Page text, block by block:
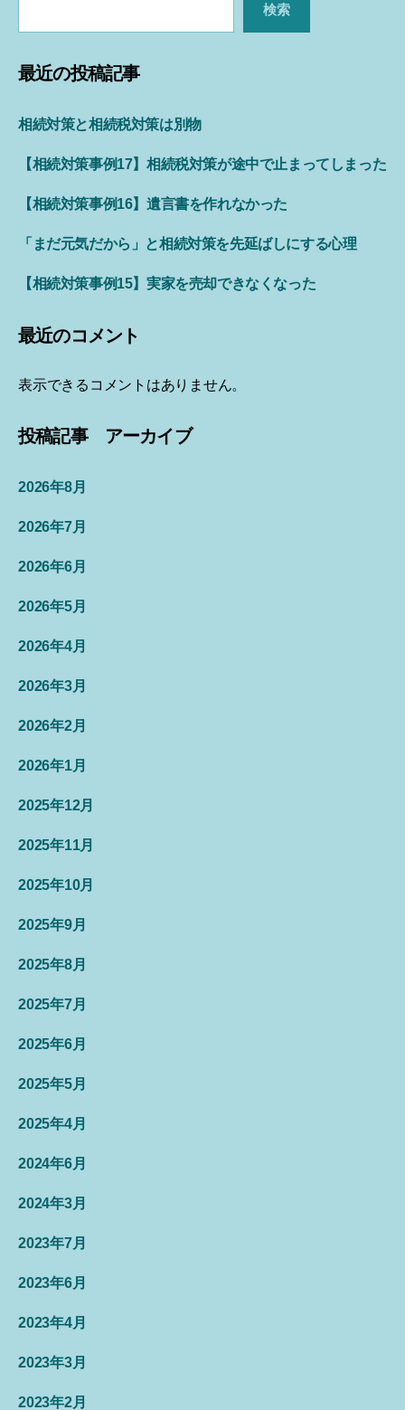
検索
最近の投稿記事
相続対策と相続税対策は別物
【相続対策事例17】相続税対策が途中で止まってしまった
【相続対策事例16】遺言書を作れなかった
「まだ元気だから」と相続対策を先延ばしにする心理
【相続対策事例15】実家を売却できなくなった
最近のコメント
表示できるコメントはありません。
投稿記事 アーカイブ
2026年8月
2026年7月
2026年6月
2026年5月
2026年4月
2026年3月
2026年2月
2026年1月
2025年12月
2025年11月
2025年10月
2025年9月
2025年8月
2025年7月
2025年6月
2025年5月
2025年4月
2024年6月
2024年3月
2023年7月
2023年6月
2023年4月
2023年3月
2023年2月